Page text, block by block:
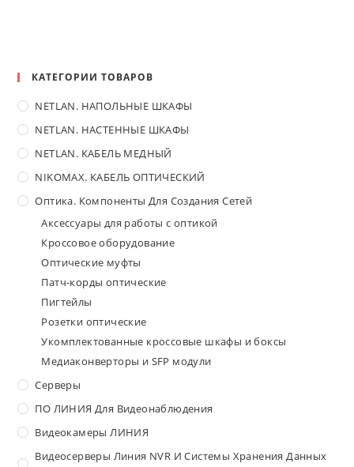
КАТЕГОРИИ ТОВАРОВ
NETLAN. НАПОЛЬНЫЕ ШКАФЫ
NETLAN. НАСТЕННЫЕ ШКАФЫ
NETLAN. КАБЕЛЬ МЕДНЫЙ
NIKOMAX. КАБЕЛЬ ОПТИЧЕСКИЙ
Оптика. Компоненты Для Создания Сетей
Аксессуары для работы с оптикой
Кроссовое оборудование
Оптические муфты
Патч-корды оптические
Пигтейлы
Розетки оптические
Укомплектованные кроссовые шкафы и боксы
Медиаконверторы и SFP модули
Серверы
ПО ЛИНИЯ Для Видеонаблюдения
Видеокамеры ЛИНИЯ
Видеосерверы Линия NVR И Системы Хранения Данных